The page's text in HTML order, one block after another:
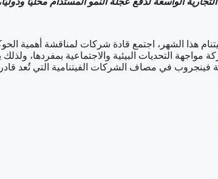
في فيتنام هذا الشهر، اجتمع قادة شركات لمناقشة أهمية
التحديات البيئية والاجتماعية بمفردها،
في مصاف الشركات الفيتنامية التي تُعد